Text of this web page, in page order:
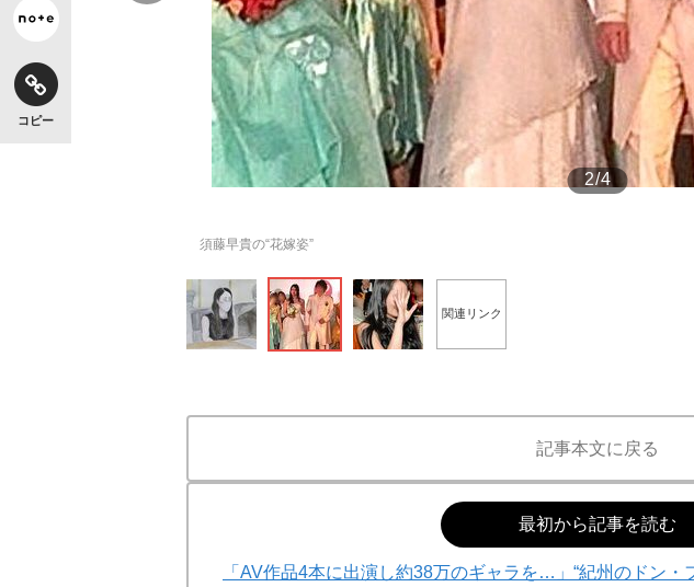
コピー
2/4
須藤早貴の“花嫁姿”
関連リンク
記事本文に戻る
最初から記事を読む
「AV作品4本に出演し約38万のギャラを…」“紀州のドン・